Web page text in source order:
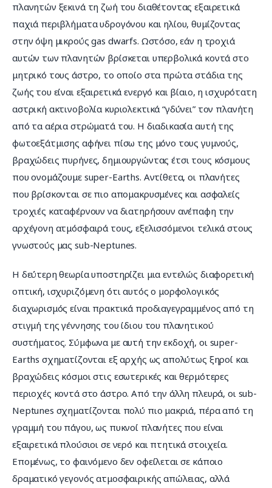
πλανητών ξεκινά τη ζωή του διαθέτοντας εξαιρετικά
παχιά περιβλήματα υδρογόνου και ηλίου, θυμίζοντας
στην όψη μικρούς gas dwarfs. Ωστόσο, εάν η τροχιά
αυτών των πλανητών βρίσκεται υπερβολικά κοντά στο
μητρικό τους άστρο, το οποίο στα πρώτα στάδια της
ζωής του είναι εξαιρετικά ενεργό και βίαιο, η ισχυρότατη
αστρική ακτινοβολία κυριολεκτικά “γδύνει” τον πλανήτη
από τα αέρια στρώματά του. Η διαδικασία αυτή της
φωτοεξάτμισης αφήνει πίσω της μόνο τους γυμνούς,
βραχώδεις πυρήνες, δημιουργώντας έτσι τους κόσμους
που ονομάζουμε super-Earths. Αντίθετα, οι πλανήτες
που βρίσκονται σε πιο απομακρυσμένες και ασφαλείς
τροχιές καταφέρνουν να διατηρήσουν ανέπαφη την
αρχέγονη ατμόσφαιρά τους, εξελισσόμενοι τελικά στους
γνωστούς μας sub-Neptunes.
Η δεύτερη θεωρία υποστηρίζει μια εντελώς διαφορετική
οπτική, ισχυριζόμενη ότι αυτός ο μορφολογικός
διαχωρισμός είναι πρακτικά προδιαγεγραμμένος από τη
στιγμή της γέννησης του ίδιου του πλανητικού
συστήματος. Σύμφωνα με αυτή την εκδοχή, οι super-
Earths σχηματίζονται εξ αρχής ως απολύτως ξηροί και
βραχώδεις κόσμοι στις εσωτερικές και θερμότερες
περιοχές κοντά στο άστρο. Από την άλλη πλευρά, οι sub-
Neptunes σχηματίζονται πολύ πιο μακριά, πέρα από τη
γραμμή του πάγου, ως πυκνοί πλανήτες που είναι
εξαιρετικά πλούσιοι σε νερό και πτητικά στοιχεία.
Επομένως, το φαινόμενο δεν οφείλεται σε κάποιο
δραματικό γεγονός ατμοσφαιρικής απώλειας, αλλά